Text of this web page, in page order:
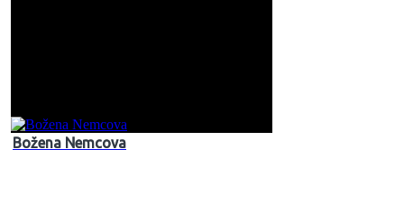
Božena Nemcova